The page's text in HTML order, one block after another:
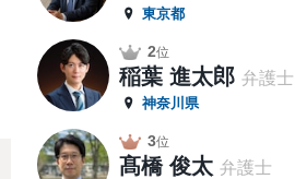
東京都
2位
稲葉 進太郎 弁護士
神奈川県
3位
髙橋 俊太 弁護士